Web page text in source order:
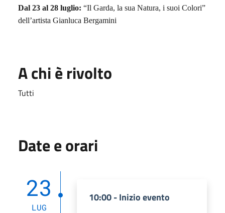
Dal 23 al 28 luglio: “Il Garda, la sua Natura, i suoi Colori”
dell’artista Gianluca Bergamini
A chi è rivolto
Tutti
Date e orari
23
LUG
10:00 - Inizio evento